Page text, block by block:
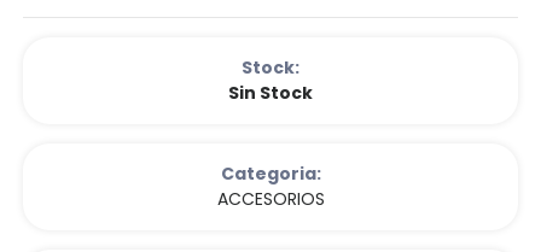
Stock:
Sin Stock
Categoria:
ACCESORIOS